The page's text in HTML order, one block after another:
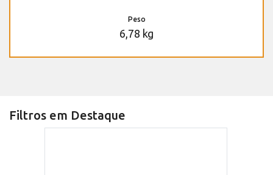
Peso
6,78 kg
Filtros em Destaque